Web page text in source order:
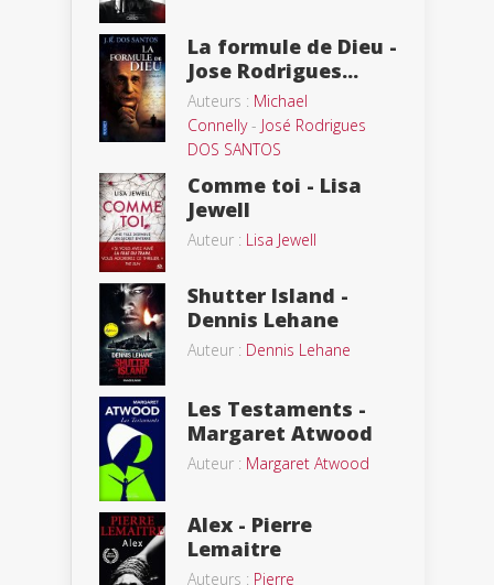
La formule de Dieu -
Jose Rodrigues...
Auteurs : Michael
Connelly- José Rodrigues
DOS SANTOS
Comme toi - Lisa
Jewell
Auteur : Lisa Jewell
Shutter Island -
Dennis Lehane
Auteur : Dennis Lehane
Les Testaments -
Margaret Atwood
Auteur : Margaret Atwood
Alex - Pierre
Lemaitre
Auteurs : Pierre